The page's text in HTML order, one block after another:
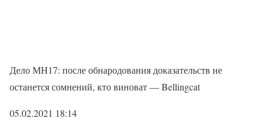
Дело МН17: после обнародования доказательств не
останется сомнений, кто виноват — Bellingcat
05.02.2021 18:14